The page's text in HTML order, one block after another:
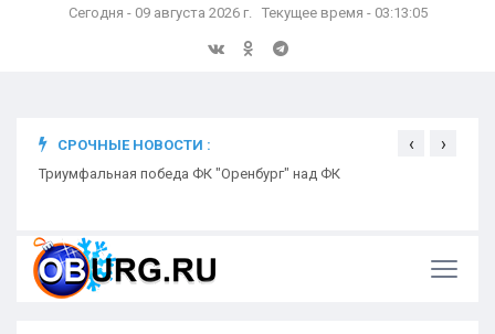
Сегодня - 09 августа 2026 г. Текущее время - 03:13:05
СРОЧНЫЕ НОВОСТИ :
Триумфальная победа ФК "Оренбург" над ФК
‹ ›